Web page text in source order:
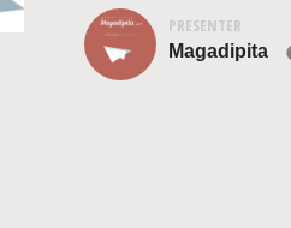
PRESENTER
Magadipita